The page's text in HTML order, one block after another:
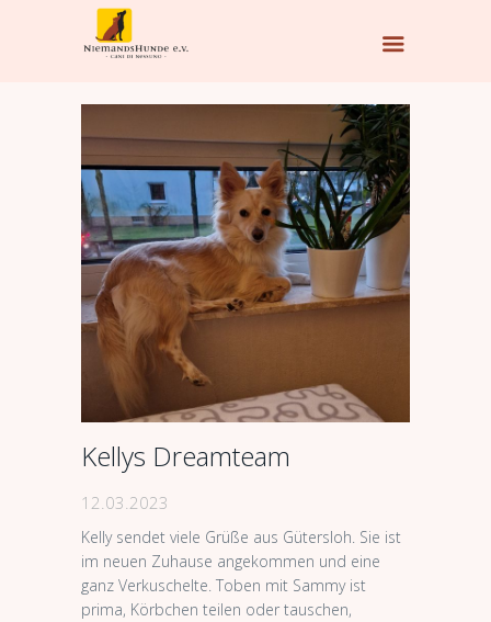
Kellys Dreamteam
12.03.2023
Kelly sendet viele Grüße aus Gütersloh. Sie ist
im neuen Zuhause angekommen und eine
ganz Verkuschelte. Toben mit Sammy ist
prima, Körbchen teilen oder tauschen,